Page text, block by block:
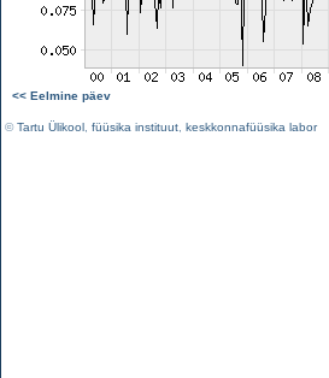
<< Eelmine päev
©Tartu Ülikool füüsika instituut keskkonnafüüsika labor